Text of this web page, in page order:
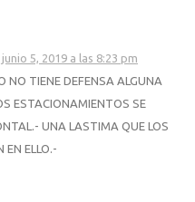
junio 5, 2019 a las 8:23 pm
NO TIENE DEFENSA ALGUNA
ESTACIONAMIENTOS SE
UNA LASTIMA QUE LOS
EN ELLO.-